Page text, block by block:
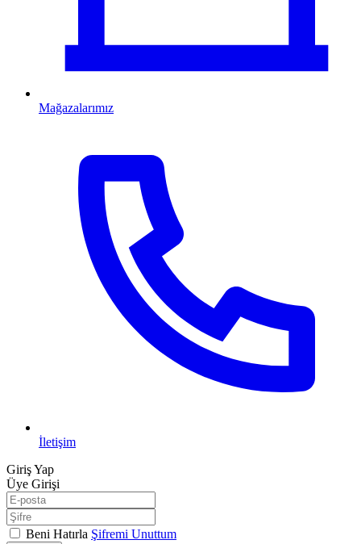
Mağazalarımız
İletişim
Giriş Yap
Üye Girişi
Beni Hatırla Şifremi Unuttum